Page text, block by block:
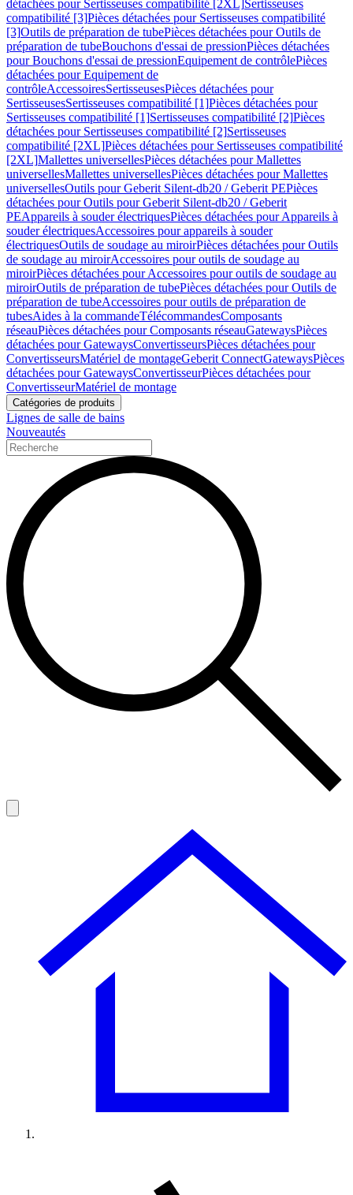
détachées pour Sertisseuses compatibilité [2XL]Sertisseuses
compatibilité [3]Pièces détachées pour Sertisseuses compatibilité
[3]Outils de préparation de tubePièces détachées pour Outils de
préparation de tubeBouchons d'essai de pressionPièces détachées
pour Bouchons d'essai de pressionEquipement de contrôlePièces
détachées pour Equipement de
contrôleAccessoiresSertisseusesPièces détachées pour
SertisseusesSertisseuses compatibilité [1]Pièces détachées pour
Sertisseuses compatibilité [1]Sertisseuses compatibilité [2]Pièces
détachées pour Sertisseuses compatibilité [2]Sertisseuses
compatibilité [2XL]Pièces détachées pour Sertisseuses compatibilité
[2XL]Mallettes universellesPièces détachées pour Mallettes
universellesMallettes universellesPièces détachées pour Mallettes
universellesOutils pour Geberit Silent-db20 / Geberit PEPièces
détachées pour Outils pour Geberit Silent-db20 / Geberit
PEAppareils à souder électriquesPièces détachées pour Appareils à
souder électriquesAccessoires pour appareils à souder
électriquesOutils de soudage au miroirPièces détachées pour Outils
de soudage au miroirAccessoires pour outils de soudage au
miroirPièces détachées pour Accessoires pour outils de soudage au
miroirOutils de préparation de tubePièces détachées pour Outils de
préparation de tubeAccessoires pour outils de préparation de
tubesAides à la commandeTélécommandesComposants
réseauPièces détachées pour Composants réseauGatewaysPièces
détachées pour GatewaysConvertisseursPièces détachées pour
ConvertisseursMatériel de montageGeberit ConnectGatewaysPièces
détachées pour GatewaysConvertisseurPièces détachées pour
ConvertisseurMatériel de montage
Catégories de produits
Lignes de salle de bains
Nouveautés